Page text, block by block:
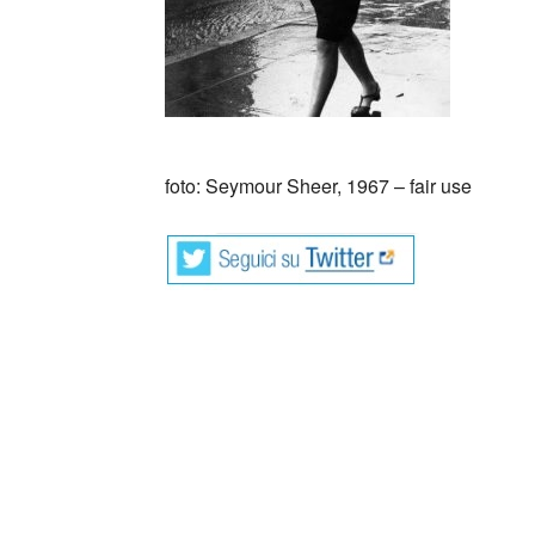
foto: Seymour Sheer, 1967 – fair use